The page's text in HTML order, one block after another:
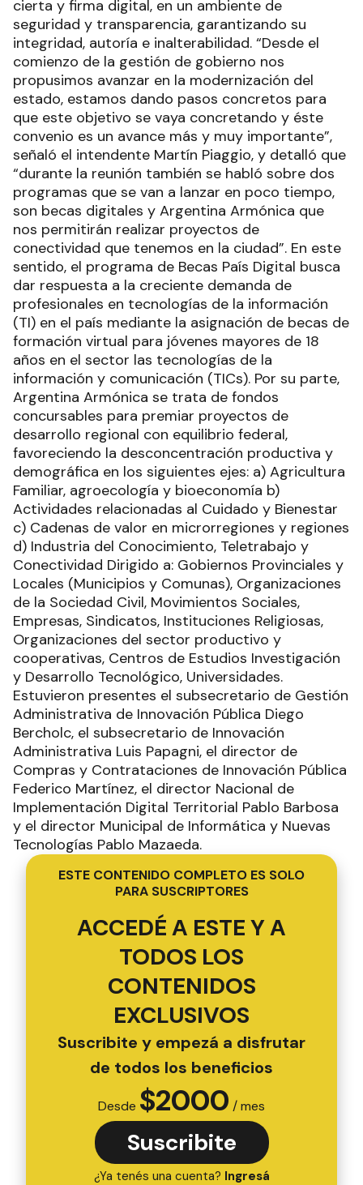
cierta y firma digital, en un ambiente de
seguridad y transparencia, garantizando su
integridad, autoría e inalterabilidad. “Desde el
comienzo de la gestión de gobierno nos
propusimos avanzar en la modernización del
estado, estamos dando pasos concretos para
que este objetivo se vaya concretando y éste
convenio es un avance más y muy importante”,
señaló el intendente Martín Piaggio, y detalló que
“durante la reunión también se habló sobre dos
programas que se van a lanzar en poco tiempo,
son becas digitales y Argentina Armónica que
nos permitirán realizar proyectos de
conectividad que tenemos en la ciudad”. En este
sentido, el programa de Becas País Digital busca
dar respuesta a la creciente demanda de
profesionales en tecnologías de la información
(TI) en el país mediante la asignación de becas de
formación virtual para jóvenes mayores de 18
años en el sector las tecnologías de la
información y comunicación (TICs). Por su parte,
Argentina Armónica se trata de fondos
concursables para premiar proyectos de
desarrollo regional con equilibrio federal,
favoreciendo la desconcentración productiva y
demográfica en los siguientes ejes: a) Agricultura
Familiar, agroecología y bioeconomía b)
Actividades relacionadas al Cuidado y Bienestar
c) Cadenas de valor en microrregiones y regiones
d) Industria del Conocimiento, Teletrabajo y
Conectividad Dirigido a: Gobiernos Provinciales y
Locales (Municipios y Comunas), Organizaciones
de la Sociedad Civil, Movimientos Sociales,
Empresas, Sindicatos, Instituciones Religiosas,
Organizaciones del sector productivo y
cooperativas, Centros de Estudios Investigación
y Desarrollo Tecnológico, Universidades.
Estuvieron presentes el subsecretario de Gestión
Administrativa de Innovación Pública Diego
Bercholc, el subsecretario de Innovación
Administrativa Luis Papagni, el director de
Compras y Contrataciones de Innovación Pública
Federico Martínez, el director Nacional de
Implementación Digital Territorial Pablo Barbosa
y el director Municipal de Informática y Nuevas
Tecnologías Pablo Mazaeda.
ESTE CONTENIDO COMPLETO ES SOLO
PARA SUSCRIPTORES
ACCEDÉ A ESTE Y A
TODOS LOS
CONTENIDOS
EXCLUSIVOS
Suscribite y empezá a disfrutar
de todos los beneficios
Desde $2000 / mes
Suscribite
¿Ya tenés una cuenta? Ingresá